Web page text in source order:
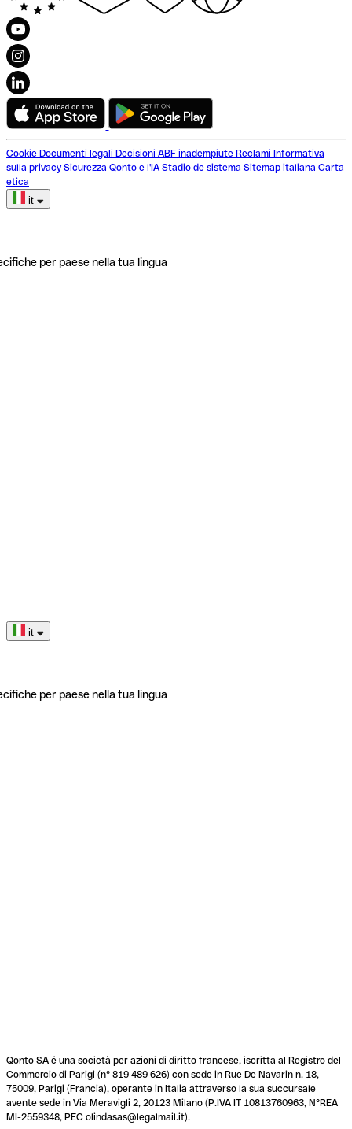
Cookie Documenti legali Decisioni ABF inadempiute Reclami Informativa
sulla privacy Sicurezza Qonto e l'IA Stadio de sistema Sitemap italiana Carta
etica
it
per paese nella tua lingua
it
per paese nella tua lingua
Qonto SA é una società per azioni di diritto francese, iscritta al Registro del
Commercio di Parigi (n° 819 489 626) con sede in Rue De Navarin n. 18,
75009, Parigi (Francia), operante in Italia attraverso la sua succursale
avente sede in Via Meravigli 2, 20123 Milano (P.IVA IT 10813760963, N°REA
MI-2559348, PEC olindasas@legalmail.it).